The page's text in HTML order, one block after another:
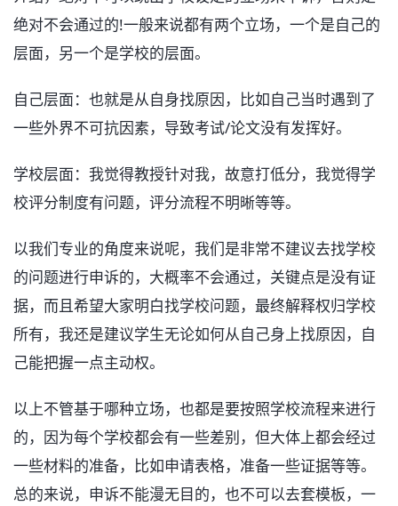
绝对不会通过的!一般来说都有两个立场，一个是自己的
层面，另一个是学校的层面。
自己层面：也就是从自身找原因，比如自己当时遇到了
一些外界不可抗因素，导致考试/论文没有发挥好。
学校层面：我觉得教授针对我，故意打低分，我觉得学
校评分制度有问题，评分流程不明晰等等。
以我们专业的角度来说呢，我们是非常不建议去找学校
的问题进行申诉的，大概率不会通过，关键点是没有证
据，而且希望大家明白找学校问题，最终解释权归学校
所有，我还是建议学生无论如何从自己身上找原因，自
己能把握一点主动权。
以上不管基于哪种立场，也都是要按照学校流程来进行
的，因为每个学校都会有一些差别，但大体上都会经过
一些材料的准备，比如申请表格，准备一些证据等等。
总的来说，申诉不能漫无目的，也不可以去套模板，一